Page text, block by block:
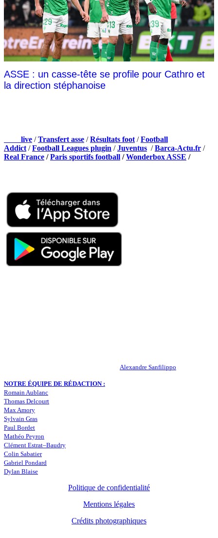
ASSE : un casse-tête se profile pour Cathro et
la direction stéphanoise
live /Transfert asse /Résultats foot /Football
Addict /Football Leagues plugin /Juventus /Barca-Actu.fr /
Real France /Paris sportifs football /Wonderbox ASSE /
Alexandre Sanfilippo
NOTRE ÉQUIPE DE RÉDACTION :
Romain Aublanc
Thomas Delcourt
Max Amory
Sylvain Gras
Paul Bordet
Mathéo Peyron
Clément Estrat–Baudry
Colin Sabatier
Gabriel Pondard
Dylan Blaise
Politique de confidentialité
Mentions légales
Crédits photographiques